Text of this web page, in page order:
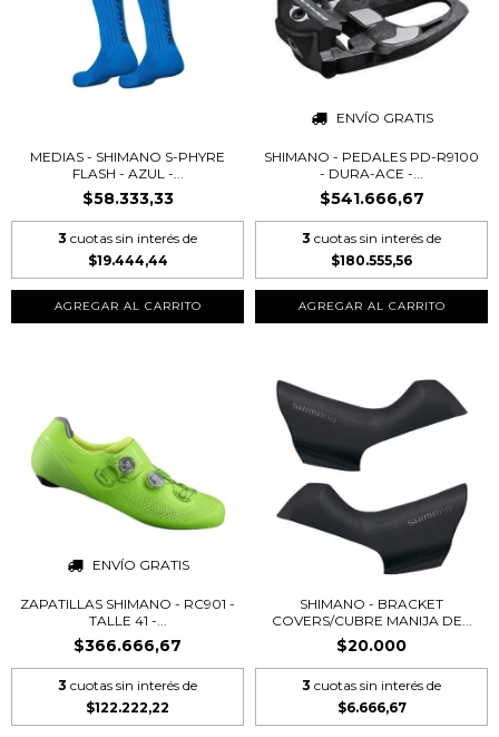
MEDIAS - SHIMANO S-PHYRE
FLASH - AZUL -...
$58.333,33
3 cuotas sin interés de
$19.444,44
AGREGAR AL CARRITO
ENVÍO GRATIS
SHIMANO - PEDALES PD-R9100
- DURA-ACE -...
$541.666,67
3 cuotas sin interés de
$180.555,56
ENVÍO GRATIS
ZAPATILLAS SHIMANO - RC901 -
TALLE 41 -...
$366.666,67
3 cuotas sin interés de
$122.222,22
SHIMANO - BRACKET
COVERS/CUBRE MANIJA DE...
$20.000
3 cuotas sin interés de
$6.666,67